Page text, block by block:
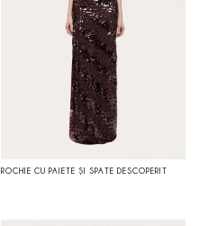
ROCHIE CU PAIETE ŞI SPATE DESCOPERIT